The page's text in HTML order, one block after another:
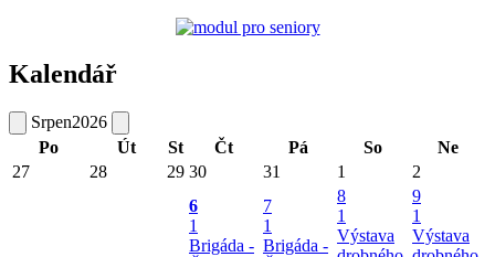
Kalendář
Srpen2026
Po
Út St Čt Pá So
Ne
27
28 29 30 31 1 2
6
1
Brigáda -
7
1
Brigáda -
8
1
Výstava
9
1
Výstava